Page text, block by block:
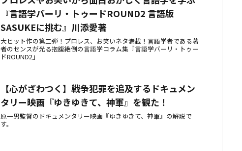
『言語学バーリ・トゥードROUND2 言語版
SASUKEに挑む』川添愛著
大ヒット作の第二弾！プロレス、お笑いネタ満載！言語学者である著
者のセンスが光る抱腹絶倒の言語学コラム集『言語学バーリ・トゥー
ドROUND2』
【心がざわつく】戦争犯罪を追及するドキュメン
タリー映画『ゆきゆきて、神軍』を観た！
原一男監督のドキュメンタリー映画『ゆきゆきて、神軍』の解説で
す。